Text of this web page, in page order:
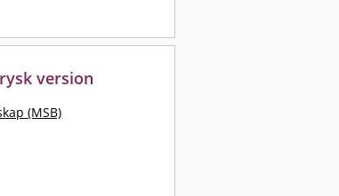
version
(MSB)